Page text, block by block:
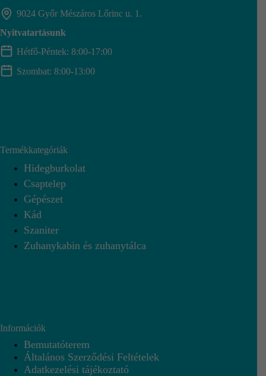
9024 Győr Mészáros Lőrinc u. 1.
Nyitvatartásunk
Hétfő-Péntek: 8:00-17:00
Szombat: 8:00-13:00
Termékkategóriák
Hidegburkolat
Csaptelep
Gépészet
Kád
Szaniter
Zuhanykabin és zuhanytálca
Információk
Bemutatóterem
Általános Szerződési Feltételek
Adatkezelési tájékoztató